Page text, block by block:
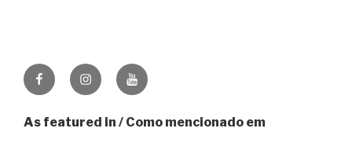
FacebookInstagramYoutube
As featured in / Como mencionado em